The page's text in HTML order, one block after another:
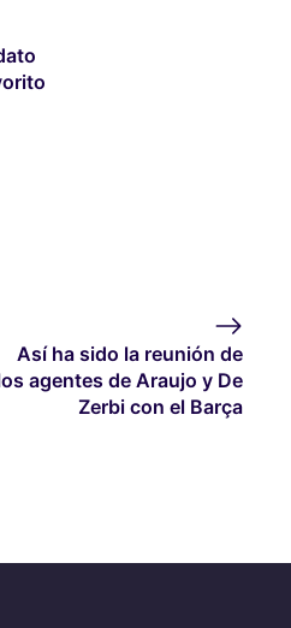
Así ha sido la reunión de
agentes de Araujo y De
Zerbi con el Barça